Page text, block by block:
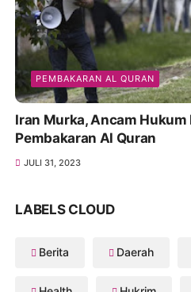
PEMBAKARAN AL QURAN
Iran Murka, Ancam
Pembakaran Al Quran
JULI 31, 2023
LABELS CLOUD
Berita Daerah